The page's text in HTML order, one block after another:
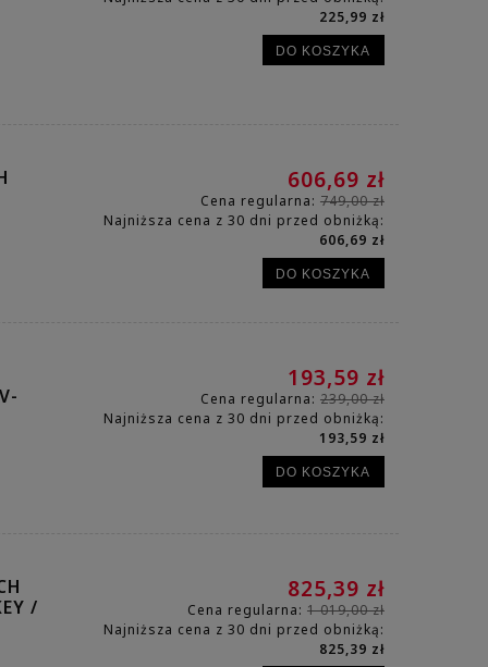
225,99 zł
DO KOSZYKA
606,69 zł
Cena regularna: 749,00 zł
Najniższa cena z 30 dni przed obniżką:
606,69 zł
DO KOSZYKA
193,59 zł
Cena regularna: 239,00 zł
Najniższa cena z 30 dni przed obniżką:
193,59 zł
DO KOSZYKA
/
825,39 zł
Cena regularna: 1 019,00 zł
Najniższa cena z 30 dni przed obniżką:
825,39 zł